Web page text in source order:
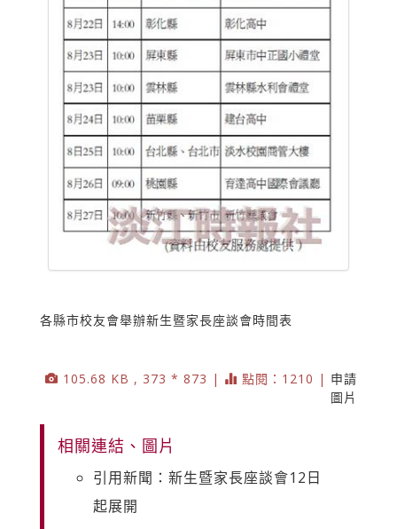
各縣市校友會舉辦新生暨家長座談會時間表
105.68 KB , 373 * 873 | 點閱：1210 | 申請
圖片
相關連結、圖片
引用新聞：新生暨家長座談會12日
起展開